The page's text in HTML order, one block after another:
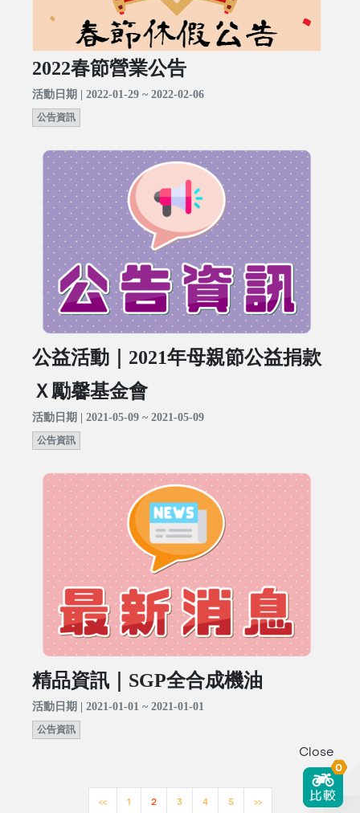
2022春節營業公告
活動日期 | 2022-01-29 ~ 2022-02-06
公告資訊
公益活動｜2021年母親節公益捐款
Ｘ勵馨基金會
活動日期 | 2021-05-09 ~ 2021-05-09
公告資訊
精品資訊｜SGP全合成機油
活動日期 | 2021-01-01 ~ 2021-01-01
公告資訊
<< 1 2 3 4 5 >>
Close
0